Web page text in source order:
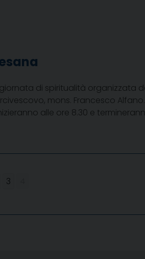
di spiritualità organizzata
mons. Francesco Alfano.
alle ore 8.30 e
3